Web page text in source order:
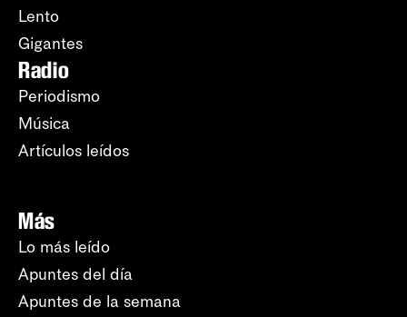
Lento
Gigantes
Radio
Periodismo
Música
Artículos leídos
Más
Lo más leído
Apuntes del día
Apuntes de la semana